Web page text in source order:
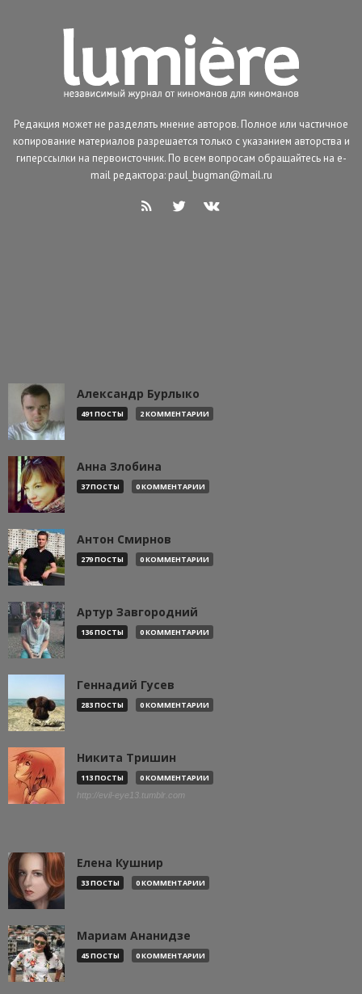
Редакция может не разделять мнение авторов. Полное или частичное
копирование материалов разрешается только с указанием авторства и
гиперссылки на первоисточник. По всем вопросам обращайтесь на e-
mail редактора: paul_bugman@mail.ru
Александр Бурлыко
491 ПОСТЫ 2 КОММЕНТАРИИ
Анна Злобина
37 ПОСТЫ 0 КОММЕНТАРИИ
Антон Смирнов
279 ПОСТЫ 0 КОММЕНТАРИИ
Артур Завгородний
136 ПОСТЫ 0 КОММЕНТАРИИ
Геннадий Гусев
283 ПОСТЫ 0 КОММЕНТАРИИ
Никита Тришин
113 ПОСТЫ 0 КОММЕНТАРИИ
http://evil-eye13.tumblr.com
Елена Кушнир
33 ПОСТЫ 0 КОММЕНТАРИИ
Мариам Ананидзе
45 ПОСТЫ 0 КОММЕНТАРИИ